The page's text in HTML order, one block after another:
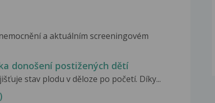
a aktuálním screeningovém
donošení postižených dětí
stav plodu v děloze po početí. Díky...